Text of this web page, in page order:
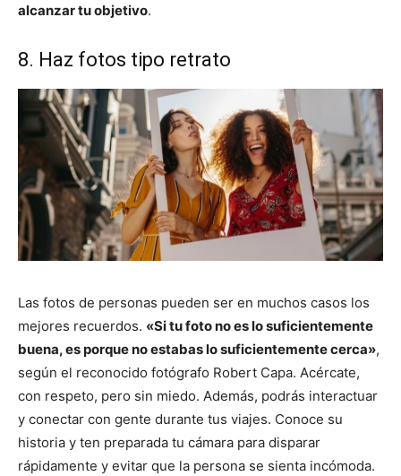
alcanzar tu objetivo.
8. Haz fotos tipo retrato
Las fotos de personas pueden ser en muchos casos los
mejores recuerdos. «Si tu foto no es lo suficientemente
buena, es porque no estabas lo suficientemente cerca»,
según el reconocido fotógrafo Robert Capa. Acércate,
con respeto, pero sin miedo. Además, podrás interactuar
y conectar con gente durante tus viajes. Conoce su
historia y ten preparada tu cámara para disparar
rápidamente y evitar que la persona se sienta incómoda.